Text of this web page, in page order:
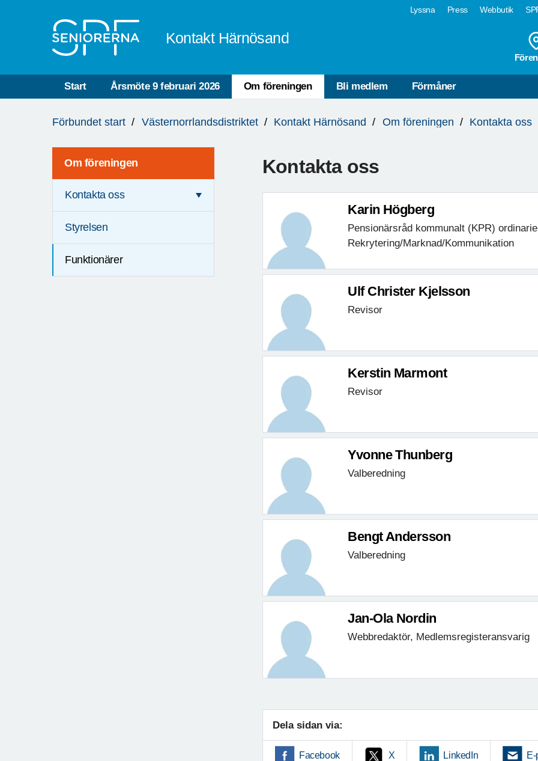
Lyssna Press Webbutik
Kontakt Härnösand
Start Årsmöte 9 februari 2026 Om föreningen Bli medlem Förmåner
är
Förbundet start Västernorrlandsdistriktet Kontakt Härnösand Om föreningen Kontakta oss
Om föreningen
Kontakta oss
Styrelsen
Funktionärer
Kontakta oss
Karin Högberg
Pensionärsråd kommunalt (KPR)
Rekrytering/Marknad/Kommunikation
Ulf Christer Kjelsson
Revisor
Kerstin Marmont
Revisor
Yvonne Thunberg
Valberedning
Bengt Andersson
Valberedning
Jan-Ola Nordin
Webbredaktör, Medlemsregisteransvarig
Dela sidan via:
Facebook X LinkedIn